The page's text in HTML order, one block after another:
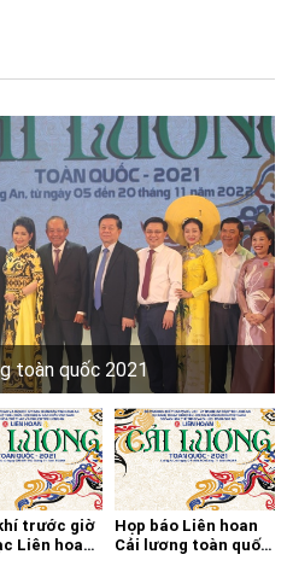
toàn quốc 2021
trước giờ
Liên hoan
Họp báo Liên hoan
Cải lương toàn quốc